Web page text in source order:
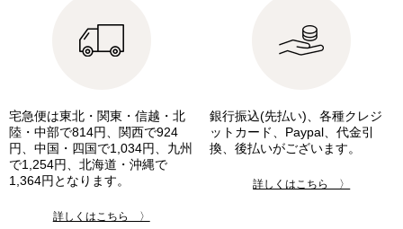
宅急便は東北・関東・信越・北
陸・中部で814円、関西で924
円、中国・四国で1,034円、九州
で1,254円、北海道・沖縄で
1,364円となります。
詳しくはこちら 〉
銀行振込(先払い)、各種クレジ
ットカード、Paypal、代金引
換、後払いがございます。
詳しくはこちら 〉